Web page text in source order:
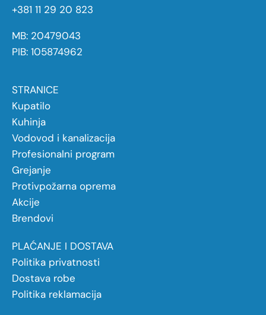
+381 11 29 20 823
MB: 20479043
PIB: 105874962
STRANICE
Kupatilo
Kuhinja
Vodovod i kanalizacija
Profesionalni program
Grejanje
Protivpožarna oprema
Akcije
Brendovi
PLAĆANJE I DOSTAVA
Politika privatnosti
Dostava robe
Politika reklamacija